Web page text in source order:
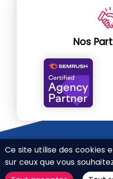
Nos
Ce site utilise des cookies
sur ceux que vous